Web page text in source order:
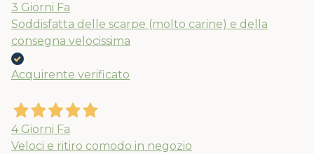
3 Giorni Fa
Soddisfatta delle scarpe (molto carine) e della
consegna velocissima
Acquirente verificato
4 Giorni Fa
Veloci e ritiro comodo in negozio